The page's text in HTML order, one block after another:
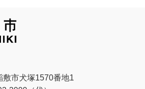
敷市犬塚1570番地1